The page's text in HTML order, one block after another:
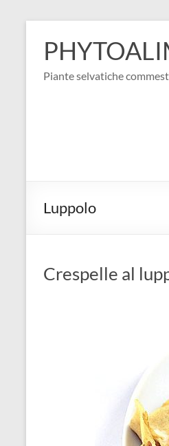
contenuto
Piante selvatiche
Luppolo
Crespelle al